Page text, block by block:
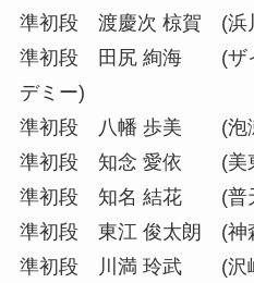
準初段 渡慶次 椋賀 (浜
準初段 田尻 絢海 (ザイ
デミー)
準初段 八幡 歩美 (泡
準初段 知念 愛依 (美
準初段 知名 結花 (普
準初段 東江 俊太朗 (神
準初段 川満 玲武 (沢